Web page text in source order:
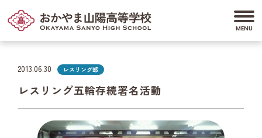
2013.06.30 レスリング部
レスリング五輪存続署名活動